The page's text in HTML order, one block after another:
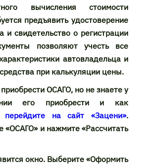
вычисления стоимости
предъявить удостоверение
и свидетельство о регистрации
позволяют учесть все
автовладельца и
при калькуляции цены.
ОСАГО, но не знаете у
его приобрести и как
перейдите на сайт «Зацени».
«ОСАГО» и нажмите «Рассчитать
окно. Выберите «Оформить